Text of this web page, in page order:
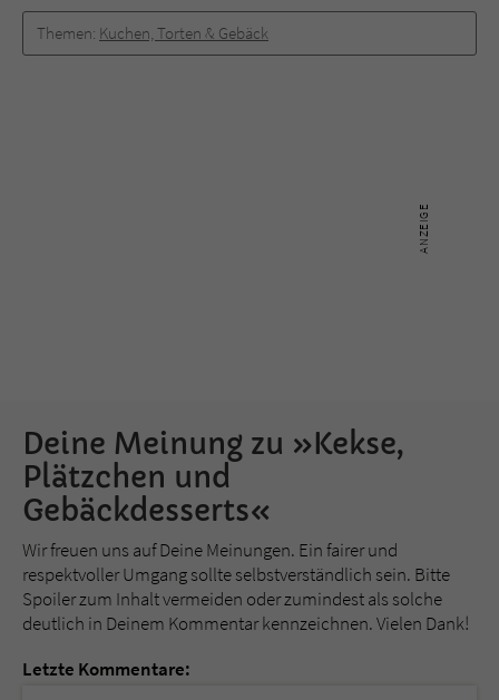
Themen: Kuchen, Torten & Gebäck
Deine Meinung zu »Kekse,
Plätzchen und
Gebäckdesserts«
Wir freuen uns auf Deine Meinungen. Ein fairer und
respektvoller Umgang sollte selbstverständlich sein. Bitte
Spoiler zum Inhalt vermeiden oder zumindest als solche
deutlich in Deinem Kommentar kennzeichnen. Vielen Dank!
Letzte Kommentare: